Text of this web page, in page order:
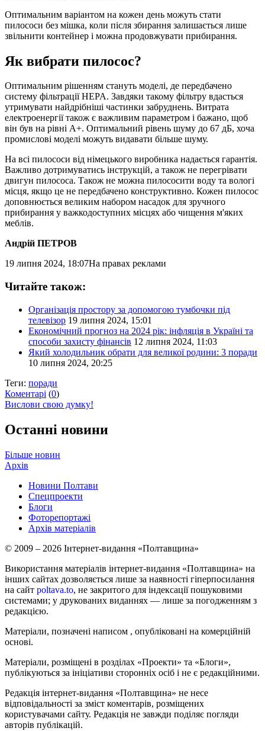
Оптимальним варіантом на кожен день можуть стати
пилососи без мішка, коли після збирання залишається лише
звільнити контейнер і можна продовжувати прибирання.
Як вибрати пилосос?
Оптимальним рішенням стануть моделі, де передбачено
систему фільтрації HEPA. Завдяки такому фільтру вдасться
утримувати найдрібніші частинки забруднень. Витрата
електроенергії також є важливим параметром і бажано, щоб
він був на рівні А+. Оптимальний рівень шуму до 67 дБ, хоча
промислові моделі можуть видавати більше шуму.
На всі пилососи від німецького виробника надається гарантія.
Важливо дотримуватись інструкцій, а також не перегрівати
двигун пилососа. Також не можна пилососити воду та вологі
місця, якщо це не передбачено конструктивно. Кожен пилосос
доповнюється великим набором насадок для зручного
прибирання у важкодоступних місцях або чищення м'яких
меблів.
Андрій ПЕТРОВ
19 липня 2024, 18:07На правах реклами
Читайте також:
Організація простору за допомогою тумбочки під
телевізор 19 липня 2024, 15:01
Економічний прогноз на 2024 рік: інфляція в Україні та
способи захисту фінансів 12 липня 2024, 11:03
Який холодильник обрати для великої родини: 3 поради
10 липня 2024, 20:25
Теги: поради
Коментарі (0)
Вислови свою думку!
Останні новини
Більше новин
Архів
Новини Полтави
Спецпроекти
Блоги
Фоторепортажі
Архів матеріалів
© 2009 – 2026 Інтернет-видання «Полтавщина»
Використання матеріалів інтернет-видання «Полтавщина» на
інших сайтах дозволяється лише за наявності гіперпосилання
на сайт poltava.to, не закритого для індексації пошуковими
системами; у друкованих виданнях — лише за погодженням з
редакцією.
Матеріали, позначені написом , опубліковані на комерційній
основі.
Матеріали, розміщені в розділах «Проекти» та «Блоги»,
публікуються за ініціативи сторонніх осіб і не є редакційними.
Редакція інтернет-видання «Полтавщина» не несе
відповідальності за зміст коментарів, розміщених
користувачами сайту. Редакція не завжди поділяє погляди
авторів публікацій.